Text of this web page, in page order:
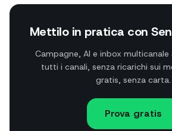
Mettilo in pratica con
Campagne, AI e inbox
tutti i canali, senza ricarichi sui
gratis, senza carta.
Prova gratis